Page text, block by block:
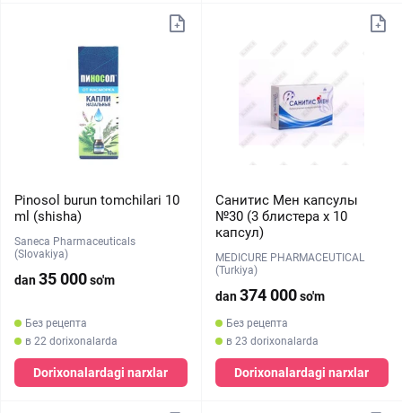
Pinosol burun tomchilari 10
ml (shisha)
Saneca Pharmaceuticals
(Slovakiya)
dan35 000so'm
Без рецепта
в 22 dorixonalarda
Dorixonalardagi narxlar
Санитис Мен капсулы
№30 (3 блистера х 10
капсул)
MEDICURE PHARMACEUTICAL
(Turkiya)
dan374 000so'm
Без рецепта
в 23 dorixonalarda
Dorixonalardagi narxlar